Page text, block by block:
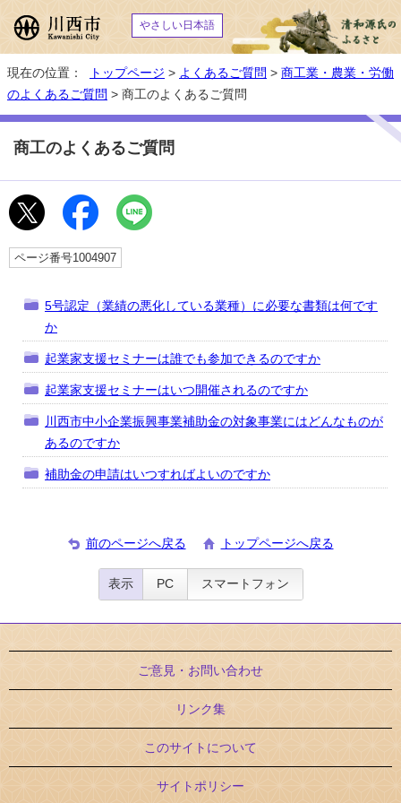
やさしい日本語
現在の位置： トップページ > よくあるご質問 > 商工業・農業・労働
のよくあるご質問 > 商工のよくあるご質問
商工のよくあるご質問
ページ番号1004907
5号認定（業績の悪化している業種）に必要な書類は何です
か
起業家支援セミナーは誰でも参加できるのですか
起業家支援セミナーはいつ開催されるのですか
川西市中小企業振興事業補助金の対象事業にはどんなものが
あるのですか
補助金の申請はいつすればよいのですか
前のページへ戻る トップページへ戻る
表示 PC スマートフォン
ご意見・お問い合わせ
リンク集
このサイトについて
サイトポリシー